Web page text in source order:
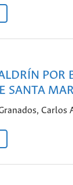
SANTA
Carlos